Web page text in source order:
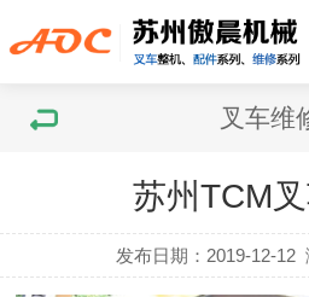
叉车维
苏州TCM
发布日期：2019-12-12